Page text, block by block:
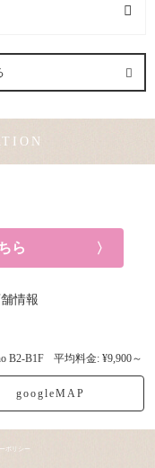
ら
情報
B2-B1F 平均料金: ¥9,900～
googleMAP
ポリシー